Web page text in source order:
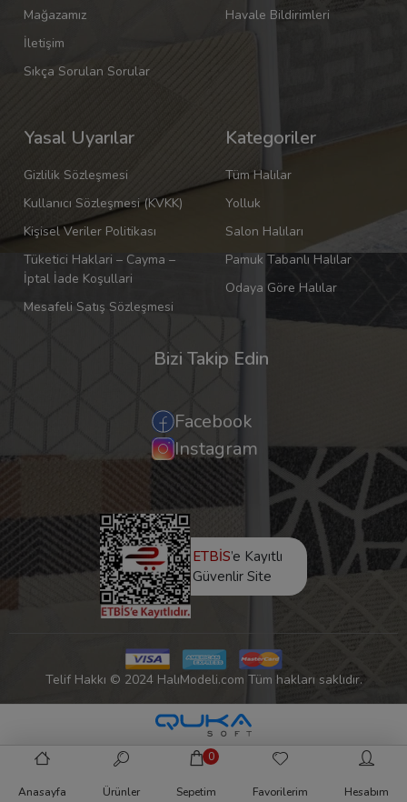
Mağazamız
İletişim
Sıkça Sorulan Sorular
Havale Bildirimleri
Yasal Uyarılar
Gizlilik Sözleşmesi
Kullanıcı Sözleşmesi (KVKK)
Kişisel Veriler Politikası
Tüketici Haklari – Cayma –
İptal İade Koşullari
Mesafeli Satış Sözleşmesi
Kategoriler
Tüm Halılar
Yolluk
Salon Halıları
Pamuk Tabanlı Halılar
Odaya Göre Halılar
Bizi Takip Edin
Facebook
Instagram
ETBİS’e Kayıtlı
Güvenlir Site
Telif Hakkı © 2024 HalıModeli.com Tüm hakları saklıdır.
Anasayfa Ürünler Sepetim
0
Favorilerim Hesabım